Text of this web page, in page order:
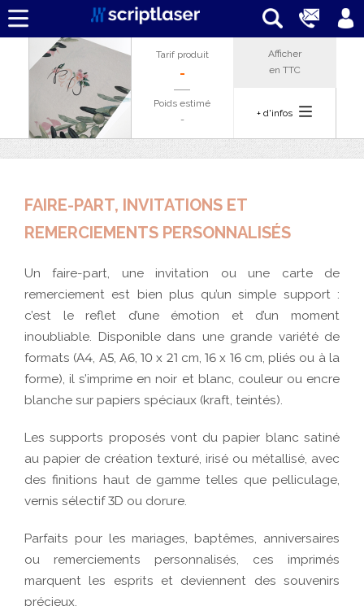
Tarif produit
-
Poids estimé
-
Afficher
en TTC
+ d'infos